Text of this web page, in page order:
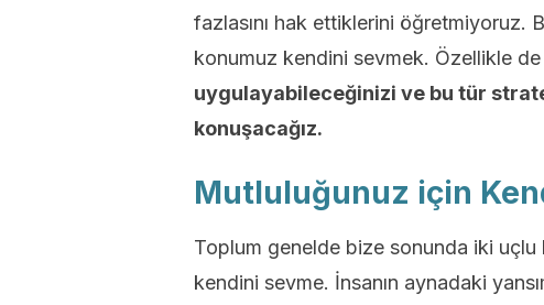
fazlasını hak ettiklerini öğretmiyoruz.
konumuz kendini sevmek. Özellikle de
uygulayabileceğinizi ve bu tür
konuşacağız.
Mutluluğunuz için
Toplum genelde bize sonunda iki uçlu
kendini sevme. İnsanın aynadaki